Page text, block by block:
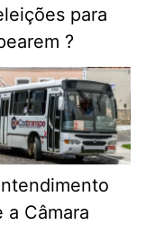
para
?
a Câmara